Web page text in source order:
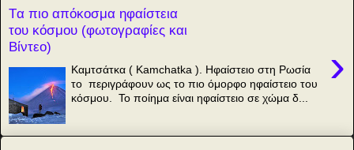
Tα πιο απόκοσμα ηφαίστεια
του κόσμου (φωτογραφίες και
Βίντεο)
›
Καμτσάτκα ( Kamchatka ). Ηφαίστειο στη Ρωσία
το περιγράφουν ως το πιο όμορφο ηφαίστειο του
κόσμου. Το ποίημα είναι ηφαίστειο σε χώμα δ...